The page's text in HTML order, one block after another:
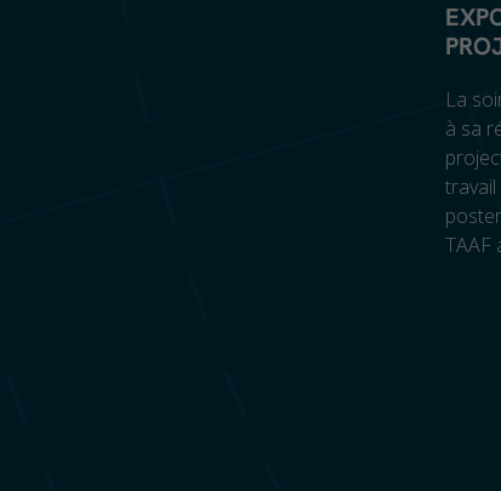
La
à sa
TAAF